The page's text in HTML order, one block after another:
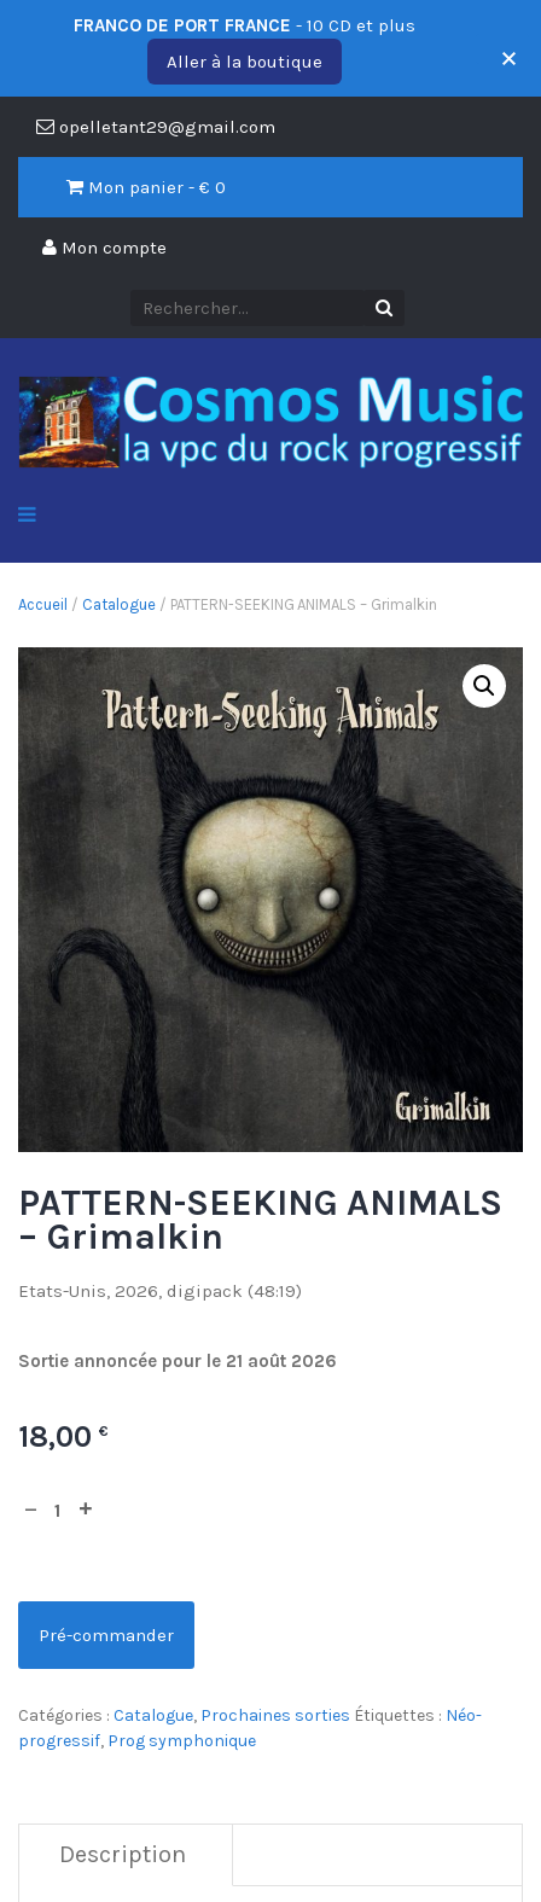
opelletant29@gmail.com
Mon panier - € 0
Mon compte
Accueil / Catalogue / PATTERN-SEEKING ANIMALS – Grimalkin
PATTERN-SEEKING ANIMALS
– Grimalkin
Etats-Unis, 2026, digipack (48:19)
Sortie annoncée pour le 21 août 2026
18,00 €
Pré-commander
Catégories : Catalogue, Prochaines sorties Étiquettes : Néo-
progressif, Prog symphonique
Description
FRANCO DE PORT FRANCE - 10 CD et plus
Aller à la boutique